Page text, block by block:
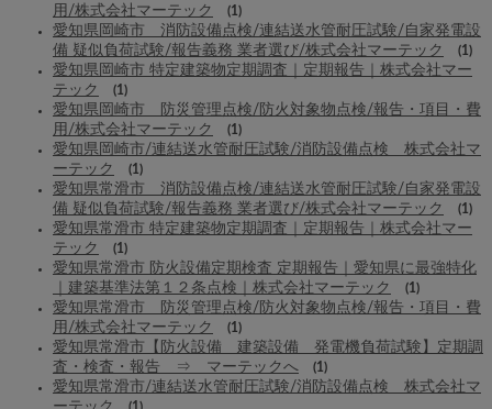
用/株式会社マーテック
(1)
愛知県岡崎市 消防設備点検/連結送水管耐圧試験/自家発電設
備 疑似負荷試験/報告義務 業者選び/株式会社マーテック
(1)
愛知県岡崎市 特定建築物定期調査｜定期報告｜株式会社マー
テック
(1)
愛知県岡崎市 防災管理点検/防火対象物点検/報告・項目・費
用/株式会社マーテック
(1)
愛知県岡崎市/連結送水管耐圧試験/消防設備点検 株式会社マ
ーテック
(1)
愛知県常滑市 消防設備点検/連結送水管耐圧試験/自家発電設
備 疑似負荷試験/報告義務 業者選び/株式会社マーテック
(1)
愛知県常滑市 特定建築物定期調査｜定期報告｜株式会社マー
テック
(1)
愛知県常滑市 防火設備定期検査 定期報告｜愛知県に最強特化
｜建築基準法第１２条点検｜株式会社マーテック
(1)
愛知県常滑市 防災管理点検/防火対象物点検/報告・項目・費
用/株式会社マーテック
(1)
愛知県常滑市【防火設備 建築設備 発電機負荷試験】定期調
査・検査・報告 ⇒ マーテックへ
(1)
愛知県常滑市/連結送水管耐圧試験/消防設備点検 株式会社マ